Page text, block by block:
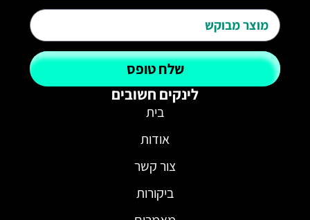
שלח טופס
לינקים חשובים
בית
אודות
צור קשר
ביקורות